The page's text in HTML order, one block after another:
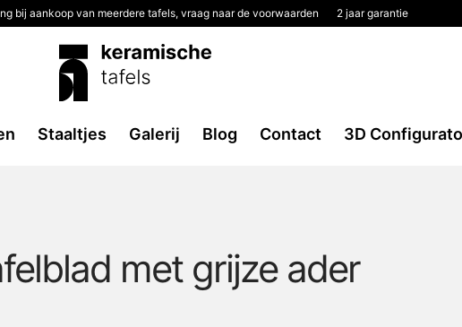
bij aankoop van meerdere tafels, vraag naar de voorwaarden 2 jaar garantie
Staaltjes Galerij Blog Contact 3D Configurator
met grijze ader